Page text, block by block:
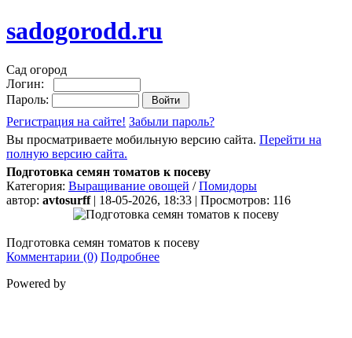
sadogorodd.ru
Сад огород
Логин:
Пароль:
Регистрация на сайте! Забыли пароль?
Вы просматриваете мобильную версию сайта. Перейти на
полную версию сайта.
Подготовка семян томатов к посеву
Категория: Выращивание овощей /Помидоры
автор: avtosurff| 18-05-2026, 18:33 | Просмотров: 116
Подготовка семян томатов к посеву
Комментарии (0) Подробнее
Powered by